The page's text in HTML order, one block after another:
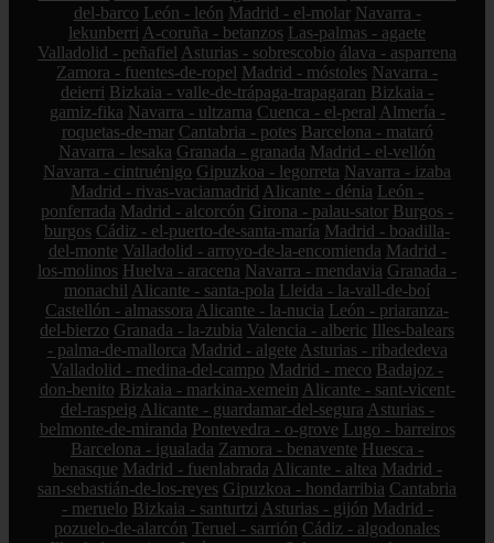
del-barco León - león Madrid - el-molar Navarra -
lekunberri A-coruña - betanzos Las-palmas - agaete
Valladolid - peñafiel Asturias - sobrescobio álava - asparrena
Zamora - fuentes-de-ropel Madrid - móstoles Navarra -
deierri Bizkaia - valle-de-trápaga-trapagaran Bizkaia -
gamiz-fika Navarra - ultzama Cuenca - el-peral Almería -
roquetas-de-mar Cantabria - potes Barcelona - mataró
Navarra - lesaka Granada - granada Madrid - el-vellón
Navarra - cintruénigo Gipuzkoa - legorreta Navarra - izaba
Madrid - rivas-vaciamadrid Alicante - dénia León -
ponferrada Madrid - alcorcón Girona - palau-sator Burgos -
burgos Cádiz - el-puerto-de-santa-maría Madrid - boadilla-
del-monte Valladolid - arroyo-de-la-encomienda Madrid -
los-molinos Huelva - aracena Navarra - mendavia Granada -
monachil Alicante - santa-pola Lleida - la-vall-de-boí
Castellón - almassora Alicante - la-nucia León - priaranza-
del-bierzo Granada - la-zubia Valencia - alberic Illes-balears
- palma-de-mallorca Madrid - algete Asturias - ribadedeva
Valladolid - medina-del-campo Madrid - meco Badajoz -
don-benito Bizkaia - markina-xemein Alicante - sant-vicent-
del-raspeig Alicante - guardamar-del-segura Asturias -
belmonte-de-miranda Pontevedra - o-grove Lugo - barreiros
Barcelona - igualada Zamora - benavente Huesca -
benasque Madrid - fuenlabrada Alicante - altea Madrid -
san-sebastián-de-los-reyes Gipuzkoa - hondarribia Cantabria
- meruelo Bizkaia - santurtzi Asturias - gijón Madrid -
pozuelo-de-alarcón Teruel - sarrión Cádiz - algodonales